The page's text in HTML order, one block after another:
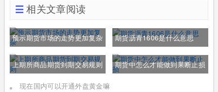
相关文章阅读
预示期货市场的走势更加复杂 期货沥青1606是什么意思
上期所商品期货到期交易规则 期货中怎么才能做到果断止损
现在国内可以开通外盘黄金嘛